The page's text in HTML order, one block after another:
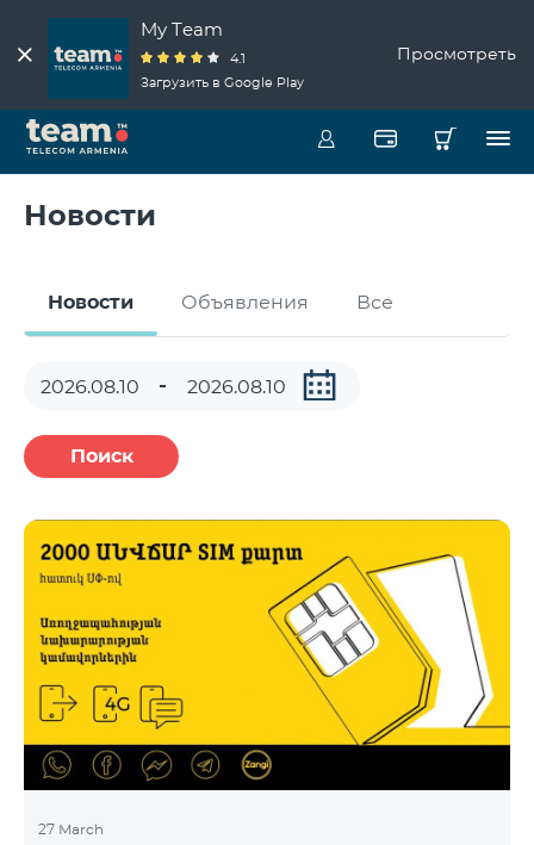
My Team
4.1
Загрузить в Google Play
Просмотреть
Новости
Новости Объявления Все
Поиск
27 March